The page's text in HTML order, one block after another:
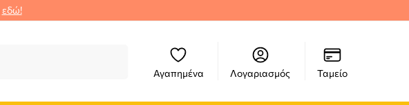
εδώ!
Αγαπημένα Λογαριασμός Ταμείο